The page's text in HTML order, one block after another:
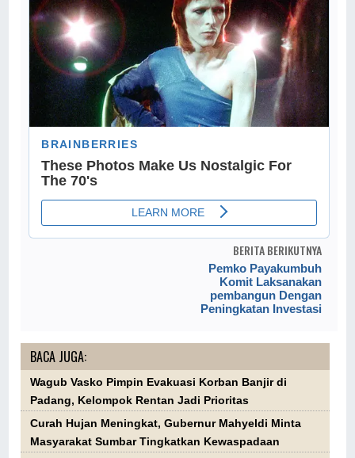
BERITA BERIKUTNYA
Pemko Payakumbuh
Komit Laksanakan
pembangun Dengan
Peningkatan Investasi
BACA JUGA:
Wagub Vasko Pimpin Evakuasi Korban Banjir di
Padang, Kelompok Rentan Jadi Prioritas
Curah Hujan Meningkat, Gubernur Mahyeldi Minta
Masyarakat Sumbar Tingkatkan Kewaspadaan